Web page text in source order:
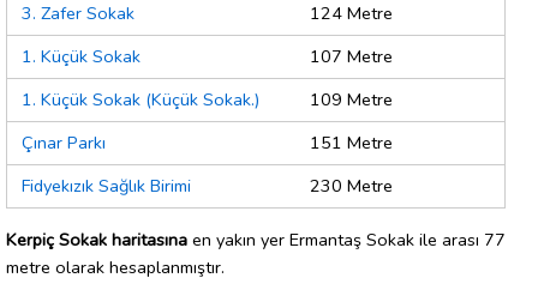
3. Zafer Sokak
124 Metre
1. Küçük Sokak
107 Metre
1. Küçük Sokak (Küçük Sokak.)
109 Metre
Çınar Parkı
151 Metre
Fidyekızık Sağlık Birimi
230 Metre
Kerpiç Sokak haritasına en yakın yer Ermantaş Sokak ile arası 77
metre olarak hesaplanmıştır.